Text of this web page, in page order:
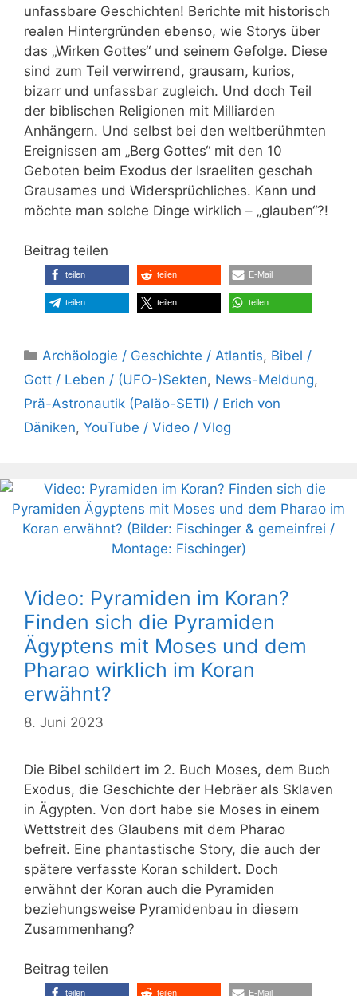
unfassbare Geschichten! Berichte mit historisch
realen Hintergründen ebenso, wie Storys über
das „Wirken Gottes“ und seinem Gefolge. Diese
sind zum Teil verwirrend, grausam, kurios,
bizarr und unfassbar zugleich. Und doch Teil
der biblischen Religionen mit Milliarden
Anhängern. Und selbst bei den weltberühmten
Ereignissen am „Berg Gottes“ mit den 10
Geboten beim Exodus der Israeliten geschah
Grausames und Widersprüchliches. Kann und
möchte man solche Dinge wirklich – „glauben“?!
Beitrag teilen
teilen teilen E-Mail
teilen teilen teilen
Kategorien
Archäologie / Geschichte / Atlantis, Bibel /
Gott / Leben / (UFO-)Sekten, News-Meldung,
Prä-Astronautik (Paläo-SETI) / Erich von
Däniken, YouTube / Video / Vlog
Video: Pyramiden im Koran?
Finden sich die Pyramiden
Ägyptens mit Moses und dem
Pharao wirklich im Koran
erwähnt?
8. Juni 2023
Die Bibel schildert im 2. Buch Moses, dem Buch
Exodus, die Geschichte der Hebräer als Sklaven
in Ägypten. Von dort habe sie Moses in einem
Wettstreit des Glaubens mit dem Pharao
befreit. Eine phantastische Story, die auch der
spätere verfasste Koran schildert. Doch
erwähnt der Koran auch die Pyramiden
beziehungsweise Pyramidenbau in diesem
Zusammenhang?
Beitrag teilen
teilen teilen E-Mail